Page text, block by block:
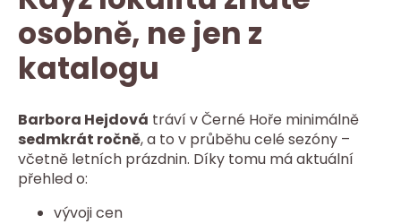
osobně, ne jen z
katalogu
Barbora Hejdová tráví v Černé Hoře minimálně
sedmkrát ročně, a to v průběhu celé sezóny –
včetně letních prázdnin. Díky tomu má aktuální
přehled o:
vývoji cen